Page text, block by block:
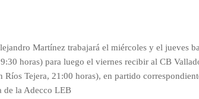
Martínez trabajará el miércoles y el jueves
horas) para luego el viernes recibir al CB
Ríos Tejera, 21:00 horas), en partido
de la Adecco LEB